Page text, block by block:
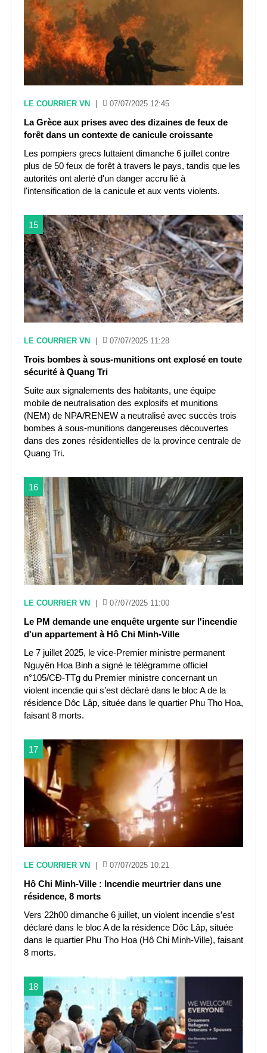
LE COURRIER VN 07/07/2025 12:45
La Grèce aux prises avec des dizaines de feux de
forêt dans un contexte de canicule croissante
Les pompiers grecs luttaient dimanche 6 juillet contre
plus de 50 feux de forêt à travers le pays, tandis que les
autorités ont alerté d'un danger accru lié à
l'intensification de la canicule et aux vents violents.
15
LE COURRIER VN 07/07/2025 11:28
Trois bombes à sous-munitions ont explosé en toute
sécurité à Quang Tri
Suite aux signalements des habitants, une équipe
mobile de neutralisation des explosifs et munitions
(NEM) de NPA/RENEW a neutralisé avec succès trois
bombes à sous-munitions dangereuses découvertes
dans des zones résidentielles de la province centrale de
Quang Tri.
16
LE COURRIER VN 07/07/2025 11:00
Le PM demande une enquête urgente sur l'incendie
d'un appartement à Hô Chi Minh-Ville
Le 7 juillet 2025, le vice-Premier ministre permanent
Nguyên Hoa Binh a signé le télégramme officiel
n°105/CĐ-TTg du Premier ministre concernant un
violent incendie qui s’est déclaré dans le bloc A de la
résidence Dôc Lâp, située dans le quartier Phu Tho Hoa,
faisant 8 morts.
17
LE COURRIER VN 07/07/2025 10:21
Hô Chi Minh-Ville : Incendie meurtrier dans une
résidence, 8 morts
Vers 22h00 dimanche 6 juillet, un violent incendie s’est
déclaré dans le bloc A de la résidence Dôc Lâp, située
dans le quartier Phu Tho Hoa (Hô Chi Minh-Ville), faisant
8 morts.
18